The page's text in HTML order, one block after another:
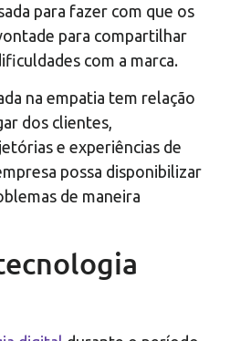
para fazer com que os
para compartilhar
com a marca.
na empatia tem relação
dos clientes,
e experiências de
possa disponibilizar
de maneira